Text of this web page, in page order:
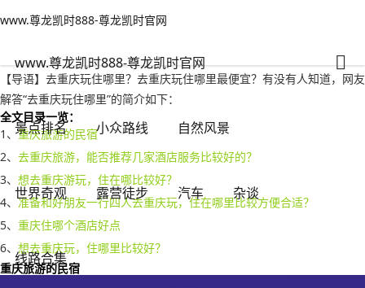
www.尊龙凯时888-尊龙凯时官网
www.尊龙凯时888-尊龙凯时官网
景点排名 小众路线 自然风景
世界奇观 露营徒步 汽车 杂谈
线路合集
www.尊龙凯时888-尊龙凯时官网
去重庆玩住哪里？去重庆玩住哪里最便宜-www.尊龙凯时888
【导语】去重庆玩住哪里？去重庆玩住哪里最便宜？有没有人知道，网友
解答“去重庆玩住哪里”的简介如下：
全文目录一览：
1、重庆旅游的民宿
2、 去重庆旅游，能否推荐几家酒店服务比较好的？
3、 想去重庆游玩，住在哪比较好？
4、准备和好朋友一行四人去重庆玩，住在哪里比较方便合适？
5、 重庆住哪个酒店好点
6、想去重庆玩，住哪里比较好？
重庆旅游的民宿